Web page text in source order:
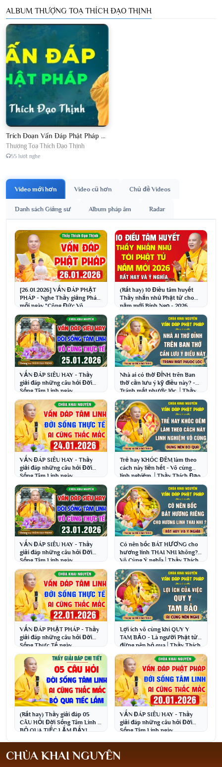
ALBUM THƯỢNG TOẠ THÍCH ĐẠO THỊNH
Trích Đoạn Vấn Đáp Phật Pháp 2026
Thượng Toạ Thích Đạo Thịnh
55 lượt nghe
Video mới hơn Video cũ hơn Chủ đề Videos
Danh sách Giảng sư Album pháp âm Radar
[26.01.2026] VẤN ĐÁP PHẬT
PHÁP - Nghe Thầy giảng Pháp
mỗi ngày "Công Đức Vô
Lượng - Gia Đạo Bình An"
(Rất hay) 10 Điều tâm huyết
Thầy nhắn nhủ Phật tử cho
năm mới Bính Ngọ - 2026
│Thầy Thích Đạo Thịnh
VẤN ĐÁP SIÊU HAY - Thầy
giải đáp những câu hỏi Đời
Sống Tâm Linh ngày
25.1.2026│Thầy Thích Đạo
Thịnh
Nhà ai có thờ ĐỈNH trên Ban
thờ cần lưu ý kỹ điều này? -
Tránh mất phước lộc │Thầy
Thích Đạo Thịnh
VẤN ĐÁP SIÊU HAY - Thầy
giải đáp những câu hỏi Đời
Sống Tâm Linh ngày
24.1.2026│Thầy Thích Đạo
Thịnh
Trẻ hay KHÓC ĐÊM làm theo
cách này liền hết - Vô cùng
linh nghiệm │Thầy Thích Đạo
Thịnh
VẤN ĐÁP SIÊU HAY - Thầy
giải đáp những câu hỏi Đời
Sống Tâm Linh ngày
23.1.2026│Thầy Thích Đạo
Thịnh
Có nên bốc BÁT HƯƠNG cho
hương linh THAI NHI không?
Vô Cùng Ý nghĩa│Thầy Thích
Đạo Thịnh
VẤN ĐÁP PHẬT PHÁP - Thầy
giải đáp những câu hỏi Đời
Sống Thực Tế ngày
22.1.2026│Thầy Thích Đạo
Thịnh
Lợi ích vô cùng khi QUY Y
TAM BẢO - Là người Phật tử
đừng nên bỏ qua│Thầy Thích
Đạo Thịnh
(Rất hay) Thầy giải đáp 05
CÂU HỎI Đời Sống Tâm Linh -
BỎ QUA TIẾC LẮM ĐẤY!
VẤN ĐÁP SIÊU HAY - Thầy
giải đáp những câu hỏi Đời
Sống Tâm Linh ngày
CHÙA KHAI NGUYÊN